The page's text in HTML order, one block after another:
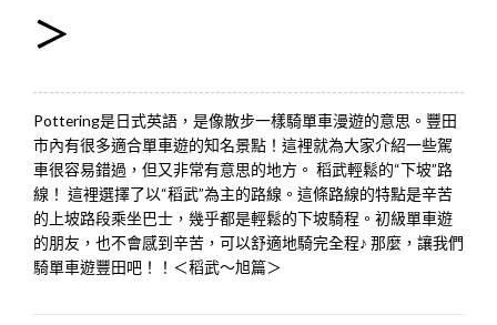
＞
Pottering是日式英語，是像散步一樣騎單車漫遊的意思。豐田
市內有很多適合單車遊的知名景點！這裡就為大家介紹一些駕
車很容易錯過，但又非常有意思的地方。 稻武輕鬆的“下坡”路
線！ 這裡選擇了以“稻武”為主的路線。這條路線的特點是辛苦
的上坡路段乘坐巴士，幾乎都是輕鬆的下坡騎程。初級單車遊
的朋友，也不會感到辛苦，可以舒適地騎完全程♪ 那麼，讓我們
騎單車遊豐田吧！！＜稻武～旭篇＞